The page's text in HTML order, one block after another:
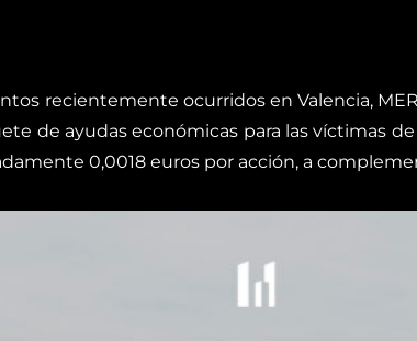
recientemente ocurridos en Valencia,
de ayudas económicas para las víctimas
0,0018 euros por acción, a